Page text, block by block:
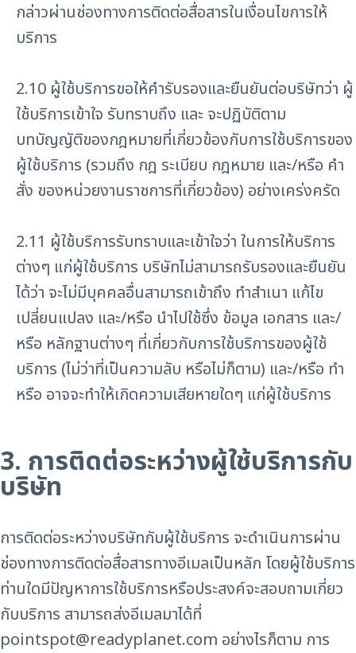
กล่าวผ่านช่องทางการติดต่อสื่อสารในเงื่อนไขการให้
บริการ
2.10 ผู้ใช้บริการขอให้คำรับรองและยืนยันต่อบริษัทว่า ผู้
ใช้บริการเข้าใจ รับทราบถึง และ จะปฏิบัติตาม
บทบัญญัติของกฎหมายที่เกี่ยวข้องกับการใช้บริการของ
ผู้ใช้บริการ (รวมถึง กฎ ระเบียบ กฎหมาย และ/หรือ คำ
สั่ง ของหน่วยงานราชการที่เกี่ยวข้อง) อย่างเคร่งครัด
2.11 ผู้ใช้บริการรับทราบและเข้าใจว่า ในการให้บริการ
ต่างๆ แก่ผู้ใช้บริการ บริษัทไม่สามารถรับรองและยืนยัน
ได้ว่า จะไม่มีบุคคลอื่นสามารถเข้าถึง ทำสำเนา แก้ไข
เปลี่ยนแปลง และ/หรือ นำไปใช้ซึ่ง ข้อมูล เอกสาร และ/
หรือ หลักฐานต่างๆ ที่เกี่ยวกับการใช้บริการของผู้ใช้
บริการ (ไม่ว่าที่เป็นความลับ หรือไม่ก็ตาม) และ/หรือ ทำ
หรือ อาจจะทำให้เกิดความเสียหายใดๆ แก่ผู้ใช้บริการ
3. การติดต่อระหว่างผู้ใช้บริการกับ
บริษัท
การติดต่อระหว่างบริษัทกับผู้ใช้บริการ จะดำเนินการผ่าน
ช่องทางการติดต่อสื่อสารทางอีเมลเป็นหลัก โดยผู้ใช้บริการ
ท่านใดมีปัญหาการใช้บริการหรือประสงค์จะสอบถามเกี่ยว
กับบริการ สามารถส่งอีเมลมาได้ที่
pointspot@readyplanet.com อย่างไรก็ตาม การ